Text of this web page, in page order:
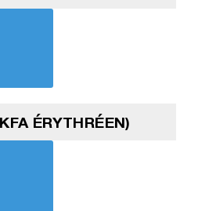
ÉRYTHRÉEN)